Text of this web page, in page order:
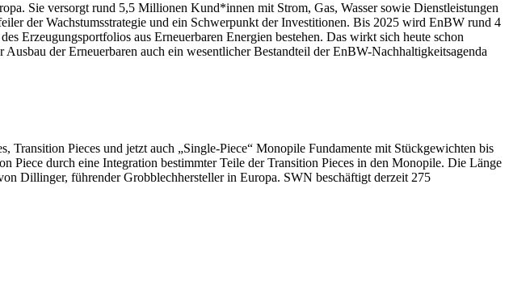
Sie versorgt rund 5,5 Millionen Kund*innen mit Strom, Gas, Wasser sowie Dienstleistungen
der Wachstumsstrategie und ein Schwerpunkt der Investitionen. Bis 2025 wird EnBW rund 4
Erzeugungsportfolios aus Erneuerbaren Energien bestehen. Das wirkt sich heute schon
der Erneuerbaren auch ein wesentlicher Bestandteil der EnBW-Nachhaltigkeitsagenda
Pieces und jetzt auch „Single-Piece“ Monopile Fundamente mit Stückgewichten bis
Piece durch eine Integration bestimmter Teile der Transition Pieces in den Monopile. Die Länge
Dillinger, führender Grobblechhersteller in Europa. SWN beschäftigt derzeit 275